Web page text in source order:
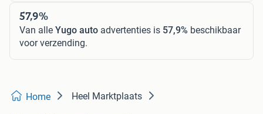
57,9%
Van alle Yugo auto advertenties is 57,9% beschikbaar
voor verzending.
Home Heel Marktplaats